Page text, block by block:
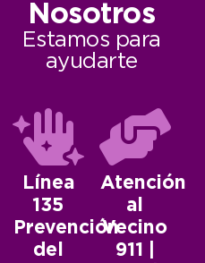
Nosotros
Estamos para
ayudarte
Línea
135
Prevención
del
Atención
al
Vecino
911 |